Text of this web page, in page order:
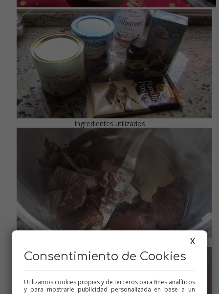
Ingredientes utilizados
X
Consentimiento de Cookies
Utilizamos cookies propias y de terceros para fines analíticos
y para mostrarle publicidad personalizada en base a un